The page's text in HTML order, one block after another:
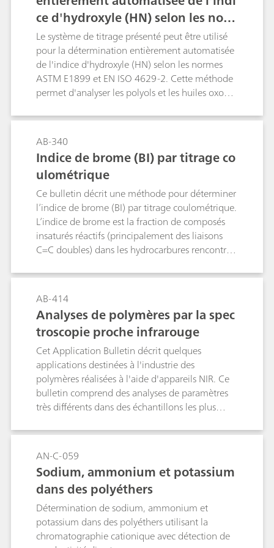
présent Application Bulletin décrit la
détermination de la teneur en eau automatique
à l'aide de la technique d'extraction avec four et
du titrage KF coulométrique, en l'illustrant par
des échantillons provenant de l'industrie agro-
alimentaire ou des matières de synthèse ainsi
que des secteurs pharmaceutiques et
pétrochimiques.
ce d'hydroxyle (HN) selon les nor
mes ASTM E1899 et DIN EN ISO 46
29-2
Le système de titrage présenté peut être utilisé
pour la détermination entièrement automatisée
de l'indice d'hydroxyle (HN) selon les normes
ASTM E1899 et EN ISO 4629-2. Cette méthode
permet d'analyser les polyols et les huiles oxo
d’échantillons, ce qui offre un avantage
considérable aux laboratoires ayant à gérer un
débit élevé d’échantillons.Les normes EN 15168
et DIN 53240-3 reprennent la même méthode
d'analyse que celle spécifiée par l'ASTM E1899.
AB-340
Indice de brome (BI) par titrage co
ulométrique
Ce bulletin décrit une méthode pour déterminer
l’indice de brome (BI) par titrage coulométrique.
L’indice de brome est la fraction de composés
insaturés réactifs (principalement des liaisons
C=C doubles) dans les hydrocarbures rencontrés
liaisons sont scindées par addition
complémentaire de brome
AB-414
Analyses de polymères par la spec
troscopie proche infrarouge
Cet Application Bulletin décrit quelques
applications destinées à l'industrie des
polymères réalisées à l'aide d'appareils NIR. Ce
bulletin comprend des analyses de paramètres
très différents dans des échantillons les plus
paramètres les plus connus qui peuvent être
rapidement déterminés par la spectroscopie
proche infrarouge. La détermination de l'indice
d'hydroxyle dans différentes gammes et divers
types de polyol fait également partie de ce
bulletin. Chaque application décrit l'échantillon
et l'appareil utilisé à l'origine pour l'analyse ainsi
que l'appareil recommandé et les résultats.
AN-C-059
Sodium, ammonium et potassium
dans des polyéthers
Détermination de sodium, ammonium et
potassium dans des polyéthers utilisant la
chromatographie cationique avec détection de